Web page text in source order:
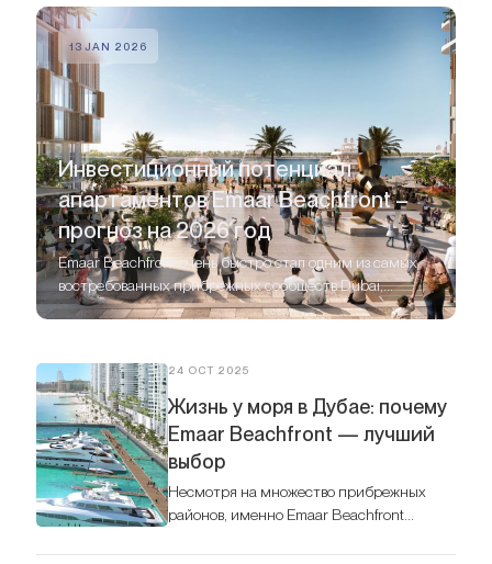
13 JAN 2026
Инвестиционный потенциал
апартаментов Emaar Beachfront –
прогноз на 2026 год
Emaar Beachfront очень быстро стал одним из самых
востребованных прибрежных сообществ Dubai,
привлекая как конечных пользователей, так и
24 OCT 2025
Жизнь у моря в Дубае: почему
Emaar Beachfront — лучший
выбор
Несмотря на множество прибрежных
районов, именно Emaar Beachfront